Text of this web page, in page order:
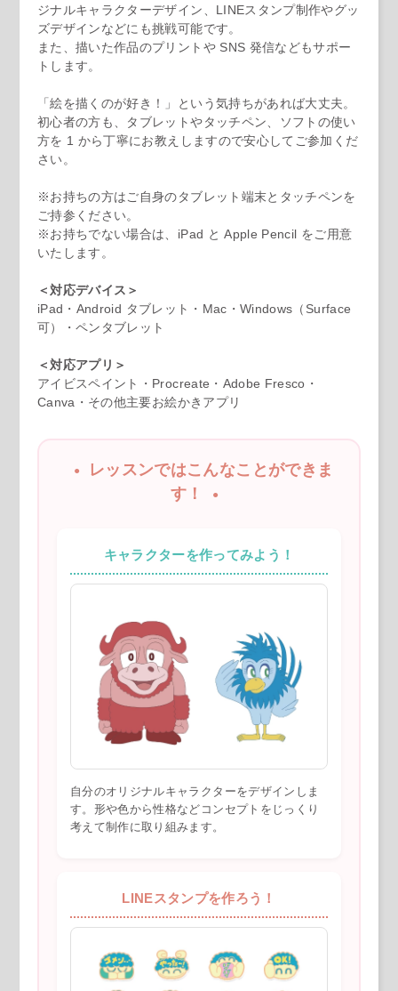
ジナルキャラクターデザイン、LINEスタンプ制作やグッ
ズデザインなどにも挑戦可能です。
また、描いた作品のプリントや SNS 発信などもサポー
トします。
「絵を描くのが好き！」という気持ちがあれば大丈夫。
初心者の方も、タブレットやタッチペン、ソフトの使い
方を 1 から丁寧にお教えしますので安心してご参加くだ
さい。
※お持ちの方はご自身のタブレット端末とタッチペンを
ご持参ください。
※お持ちでない場合は、iPad と Apple Pencil をご用意
いたします。
＜対応デバイス＞
iPad・Android タブレット・Mac・Windows（Surface
可）・ペンタブレット
＜対応アプリ＞
アイビスペイント・Procreate・Adobe Fresco・
Canva・その他主要お絵かきアプリ
レッスンではこんなことができま
す！
キャラクターを作ってみよう！
自分のオリジナルキャラクターをデザインしま
す。形や色から性格などコンセプトをじっくり
考えて制作に取り組みます。
LINEスタンプを作ろう！